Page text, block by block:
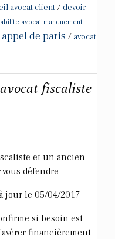
avocat client / devoir
avocat manquement
de paris / avocat
fiscaliste
et un ancien
défendre
jour le 05/04/2017
si besoin est
financièrement